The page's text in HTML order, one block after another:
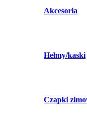
Akcesoria
Hełmy/kaski
Czapki